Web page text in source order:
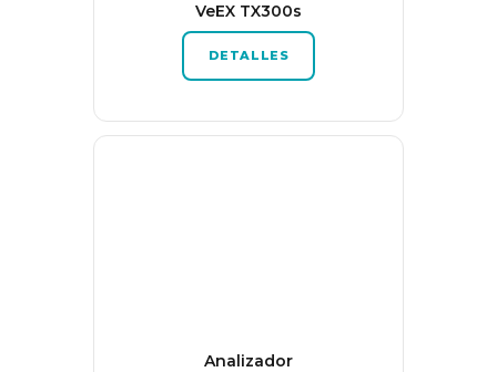
VeEX TX300s
DETALLES
Analizador